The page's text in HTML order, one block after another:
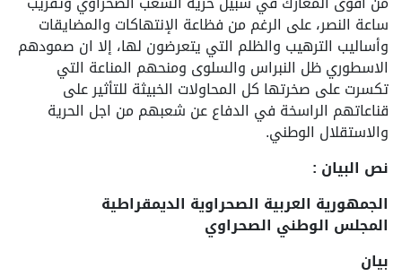
ساعة النصر، على الرغم من فظاعة الإنتهاكات والمضايقات
وأساليب الترهيب والظلم التي يتعرضون لها، إلا ان صمودهم
الاسطوري ظل النبراس والسلوى ومنحهم المناعة التي
تكسرت على صخرتها كل المحاولات الخبيثة للتأثير على
قناعاتهم الراسخة في الدفاع عن شعبهم من اجل الحرية
والاستقلال الوطني.
نص البيان :
الجمهورية العربية الصحراوية الديمقراطية
المجلس الوطني الصحراوي
بيان